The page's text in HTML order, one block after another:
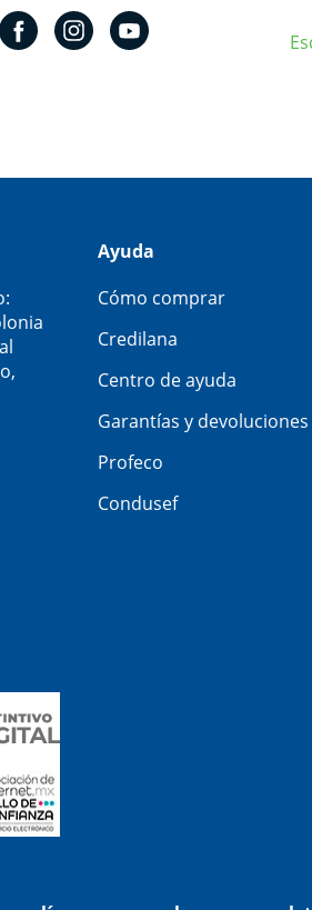
Ayuda
Cómo comprar
Credilana
Centro de ayuda
Garantías y devoluciones
Profeco
Condusef